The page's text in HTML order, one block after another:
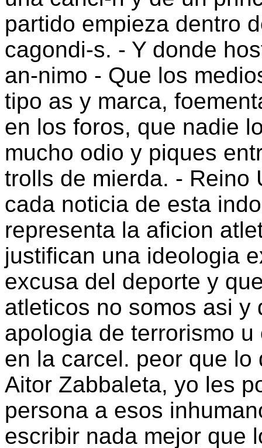
partido empieza dentro
cagondi-s. - Y donde
an-nimo - Que los
tipo as y marca,
en los foros, que nadie
mucho odio y piques
trolls de mierda. - Reino
cada noticia de esta
representa la aficion
justifican una ideologia
excusa del deporte y
atleticos no somos asi y
apologia de terrorismo
en la carcel. peor que
Aitor Zabbaleta, yo les
persona a esos
escribir nada mejor que